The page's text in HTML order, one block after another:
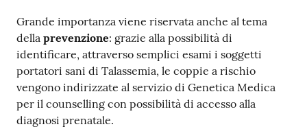
Grande importanza viene riservata anche al tema
della prevenzione: grazie alla possibilità di
identificare, attraverso semplici esami i soggetti
portatori sani di Talassemia, le coppie a rischio
vengono indirizzate al servizio di Genetica Medica
per il counselling con possibilità di accesso alla
diagnosi prenatale.